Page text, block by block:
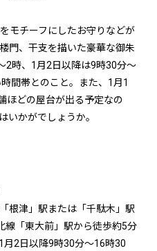
モチーフにしたお守りなどが
門、干支を描いた豪華な御朱
2時、1月2日以降は9時30分～
間帯とのこと。また、1月1
ほどの屋台が出る予定なの
いかがでしょうか。
根津」駅または「千駄木」駅
線「東大前」駅から徒歩約5分
月2日以降9時30分～16時30